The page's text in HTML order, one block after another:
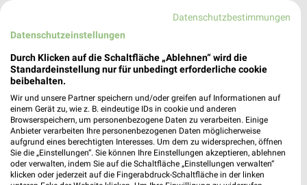
187,09 km • Angebote: 2 Prospekte
Angebote-Kalender für Zeemann in
Görlitz und Umgebung
Aug.
03Mo 04Di 05Mi 06 Do 07Fr
Zeemann - Diese Woche: frische Farben und Prints für zu Hause.
Zeemann - Angebote ab 25.07.
Datenschutzbestimmungen
Datenschutzeinstellungen
Durch Klicken auf die Schaltfläche „Ablehnen“ wird die
Standardeinstellung nur für unbedingt erforderliche cookie
beibehalten.
Wir und unsere Partner speichern und/oder greifen auf Informationen auf
einem Gerät zu, wie z. B. eindeutige IDs in cookie und anderen
Browserspeichern, um personenbezogene Daten zu verarbeiten. Einige
Anbieter verarbeiten Ihre personenbezogenen Daten möglicherweise
aufgrund eines berechtigten Interesses. Um dem zu widersprechen, öffnen
Sie die „Einstellungen“. Sie können Ihre Einstellungen akzeptieren, ablehnen
oder verwalten, indem Sie auf die Schaltfläche „Einstellungen verwalten“
klicken oder jederzeit auf die Fingerabdruck-Schaltfläche in der linken